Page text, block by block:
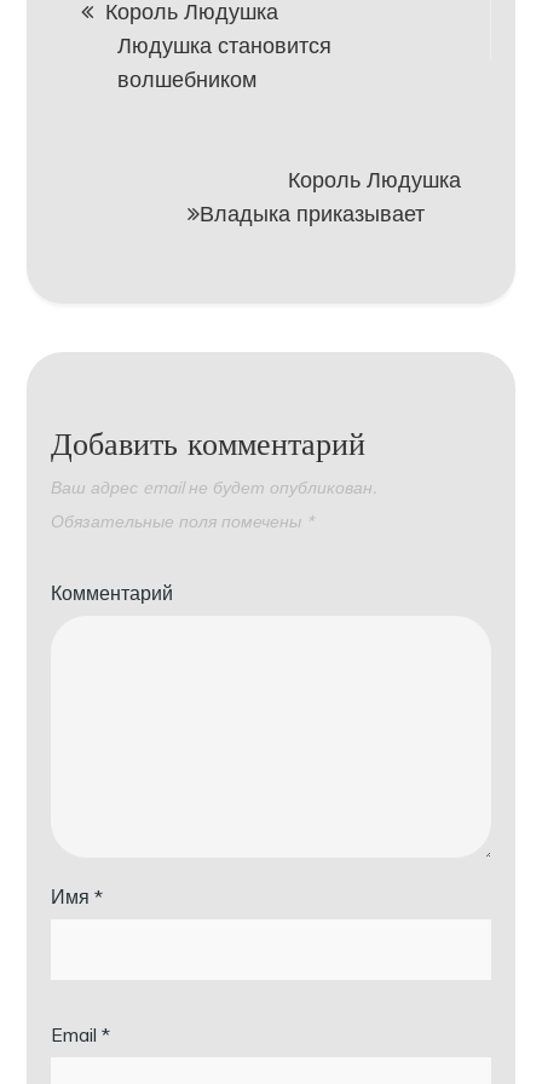
Король Людушка
Людушка становится
волшебником
Король Людушка
Владыка приказывает
Добавить комментарий
Ваш адрес email не будет опубликован.
Обязательные поля помечены *
Комментарий
Имя*
Email*